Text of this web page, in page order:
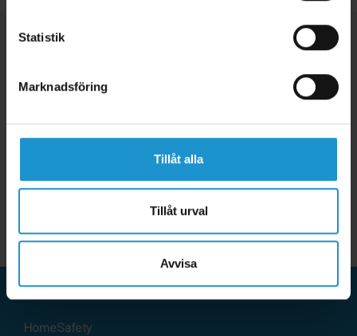
Statistik
Marknadsföring
Tillåt alla
Tillåt urval
Avvisa
HomeSafety